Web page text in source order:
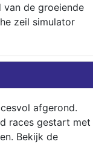
van de groeiende
zeil simulator
afgerond.
races gestart met
Bekijk de